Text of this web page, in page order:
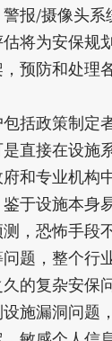
报/摄像头系
将为安保规
预防和处理
括政策制定
直接在设施
和专业机构
于设施本身
，恐怖手段
题，整个行
的复杂安保问
施漏洞问题